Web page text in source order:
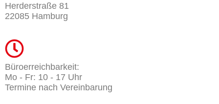
Herderstraße 81
22085 Hamburg
Büroerreichbarkeit:
Mo - Fr: 10 - 17 Uhr
Termine nach Vereinbarung